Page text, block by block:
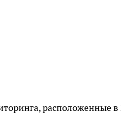
расположенные